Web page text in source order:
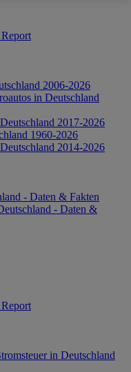
2006-2026
in Deutschland
2017-2026
1960-2026
2014-2026
- Daten & Fakten
- Daten &
in Deutschland